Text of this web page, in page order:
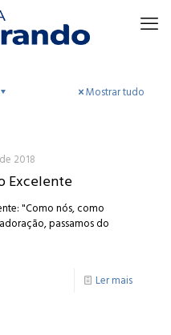
Mostrar tudo
2018
Excelente
"Como nós, como
passamos do
Ler mais